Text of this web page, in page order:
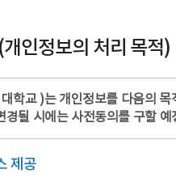
인정보의 처리 목적)
학교 )는 개인정보를 다음의
경될 시에는 사전동의를 구할 예
제공